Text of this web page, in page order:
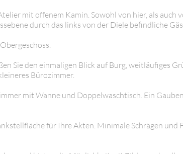
mit offenem Kamin. Sowohl von hier, als auch
durch das links von der Diele befindliche
Sie den einmaligen Blick auf Burg, weitläufiges
Bürozimmer.
mit Wanne und Doppelwaschtisch. Ein
für Ihre Akten. Minimale Schrägen und